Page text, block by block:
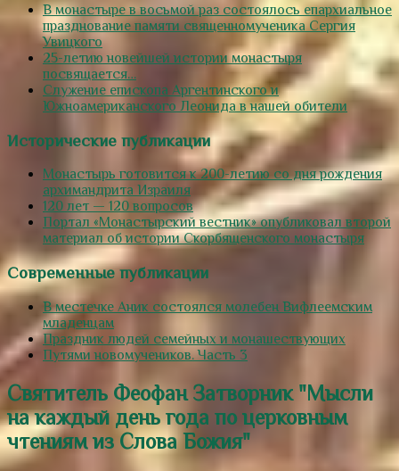
В монастыре в восьмой раз состоялось епархиальное
празднование памяти священномученика Сергия
Увицкого
25-летию новейшей истории монастыря
посвящается…
Служение епископа Аргентинского и
Южноамериканского Леонида в нашей обители
Исторические публикации
Монастырь готовится к 200-летию со дня рождения
архимандрита Израиля
120 лет — 120 вопросов
Портал «Монастырский вестник» опубликовал второй
материал об истории Скорбященского монастыря
Современные публикации
В местечке Аник состоялся молебен Вифлеемским
младенцам
Праздник людей семейных и монашествующих
Путями новомучеников. Часть 3
Святитель Феофан Затворник "Мысли
на каждый день года по церковным
чтениям из Слова Божия"